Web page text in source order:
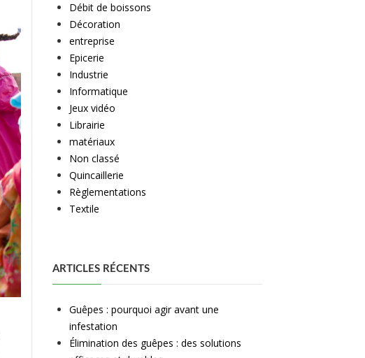
Débit de boissons
Décoration
entreprise
Epicerie
Industrie
Informatique
Jeux vidéo
Librairie
matériaux
Non classé
Quincaillerie
Règlementations
Textile
ARTICLES RÉCENTS
Guêpes : pourquoi agir avant une
infestation
Élimination des guêpes : des solutions